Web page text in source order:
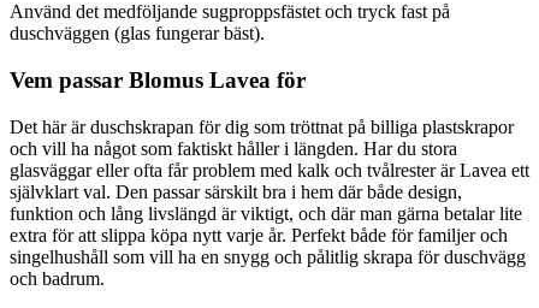
Använd det medföljande sugproppsfästet och tryck fast på
duschväggen (glas fungerar bäst).
Vem passar Blomus Lavea för
Det här är duschskrapan för dig som tröttnat på billiga plastskrapor
och vill ha något som faktiskt håller i längden. Har du stora
glasväggar eller ofta får problem med kalk och tvålrester är Lavea ett
självklart val. Den passar särskilt bra i hem där både design,
funktion och lång livslängd är viktigt, och där man gärna betalar lite
extra för att slippa köpa nytt varje år. Perfekt både för familjer och
singelhushåll som vill ha en snygg och pålitlig skrapa för duschvägg
och badrum.